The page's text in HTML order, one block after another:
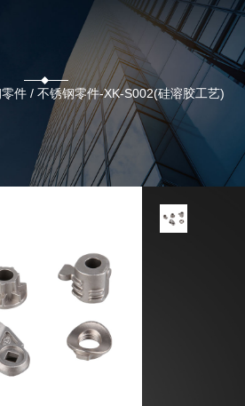
件/ 不锈钢零件-XK-S002(硅溶胶工艺)